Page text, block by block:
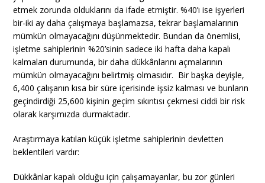
etmek zorunda olduklarını da ifade etmiştir. %40’ı ise işyerleri
bir-iki ay daha çalışmaya başlamazsa, tekrar başlamalarının
mümkün olmayacağını düşünmektedir. Bundan da önemlisi,
işletme sahiplerinin %20’sinin sadece iki hafta daha kapalı
kalmaları durumunda, bir daha dükkânlarını açmalarının
mümkün olmayacağını belirtmiş olmasıdır. Bir başka deyişle,
6,400 çalışanın kısa bir süre içerisinde işsiz kalması ve bunların
geçindirdiği 25,600 kişinin geçim sıkıntısı çekmesi ciddi bir risk
olarak karşımızda durmaktadır.
Araştırmaya katılan küçük işletme sahiplerinin devletten
beklentileri vardır:
Dükkânlar kapalı olduğu için çalışamayanlar, bu zor günleri